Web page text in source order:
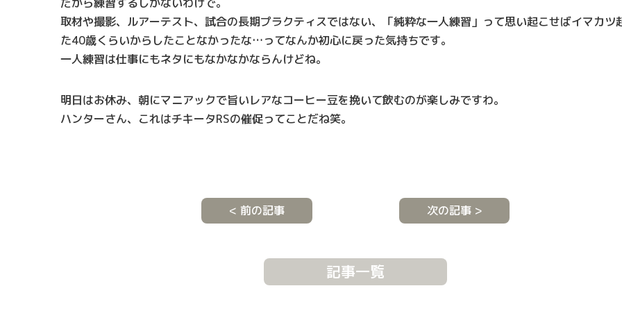
取材や撮影、ルアーテスト、試合の長期プラクティスではない、「純粋な一人練習」って思い起こせばイマカツ
た40歳くらいからしたことなかったな…ってなんか初心に戻った気持ちです。
一人練習は仕事にもネタにもなかなかならんけどね。
明日はお休み、朝にマニアックで旨いレアなコーヒー豆を挽いて飲むのが楽しみですわ。
ハンターさん、これはチキータRSの催促ってことだね笑。
< 前の記事 次の記事 >
記事一覧